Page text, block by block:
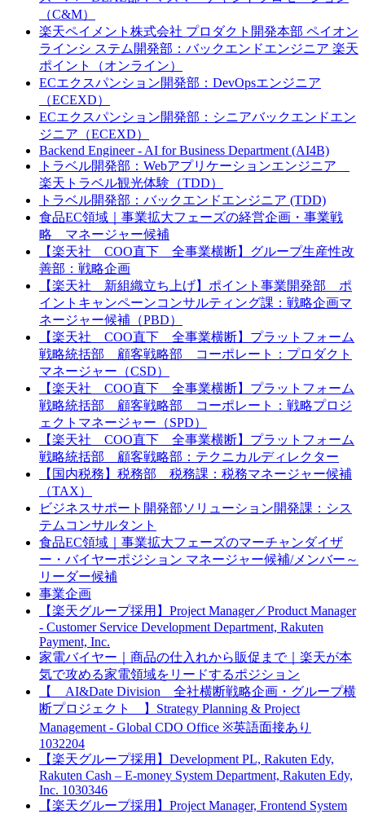
（C&M）
楽天ペイメント株式会社 プロダクト開発本部 ペイオン
ラインシ ステム開発部：バックエンドエンジニア 楽天
ポイント（オンライン）
ECエクスパンション開発部：DevOpsエンジニア
（ECEXD）
ECエクスパンション開発部：シニアバックエンドエン
ジニア（ECEXD）
Backend Engineer - AI for Business Department (AI4B)
トラベル開発部：Webアプリケーションエンジニア
楽天トラベル観光体験（TDD）
トラベル開発部：バックエンドエンジニア (TDD)
食品EC領域｜事業拡大フェーズの経営企画・事業戦
略 マネージャー候補
【楽天社 COO直下 全事業横断】グループ生産性改
善部：戦略企画
【楽天社 新組織立ち上げ】ポイント事業開発部 ポ
イントキャンペーンコンサルティング課：戦略企画マ
ネージャー候補（PBD）
【楽天社 COO直下 全事業横断】プラットフォーム
戦略統括部 顧客戦略部 コーポレート：プロダクト
マネージャー（CSD）
【楽天社 COO直下 全事業横断】プラットフォーム
戦略統括部 顧客戦略部 コーポレート：戦略プロジ
ェクトマネージャー（SPD）
【楽天社 COO直下 全事業横断】プラットフォーム
戦略統括部 顧客戦略部：テクニカルディレクター
【国内税務】税務部 税務課：税務マネージャー候補
（TAX）
ビジネスサポート開発部ソリューション開発課：シス
テムコンサルタント
食品EC領域｜事業拡大フェーズのマーチャンダイザ
ー・バイヤーポジション マネージャー候補/メンバー～
リーダー候補
事業企画
【楽天グループ採用】Project Manager／Product Manager
- Customer Service Development Department, Rakuten
Payment, Inc.
家電バイヤー｜商品の仕入れから販促まで｜楽天が本
気で攻める家電領域をリードするポジション
【 AI&Date Division 全社横断戦略企画・グループ横
断プロジェクト 】Strategy Planning & Project
Management - Global CDO Office ※英語面接あり
1032204
【楽天グループ採用】Development PL, Rakuten Edy,
Rakuten Cash – E-money System Department, Rakuten Edy,
Inc. 1030346
【楽天グループ採用】Project Manager, Frontend System